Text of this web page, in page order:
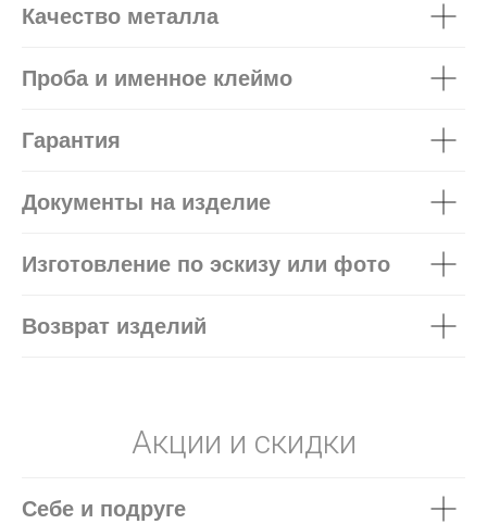
Качество металла
Проба и именное клеймо
Гарантия
Документы на изделие
Изготовление по эскизу или фото
Возврат изделий
Акции и скидки
Себе и подруге